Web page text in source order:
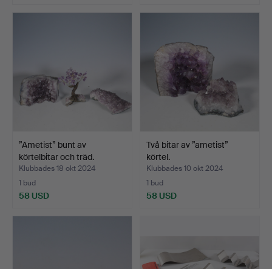
”Ametist” bunt av
körtelbitar och träd.
Klubbades 18 okt 2024
1 bud
58 USD
Två bitar av ”ametist”
körtel.
Klubbades 10 okt 2024
1 bud
58 USD